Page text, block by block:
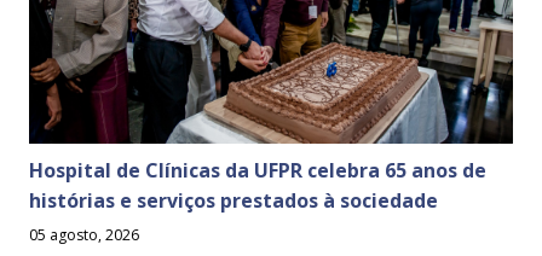
Hospital de Clínicas da UFPR celebra 65 anos de
histórias e serviços prestados à sociedade
05 agosto, 2026